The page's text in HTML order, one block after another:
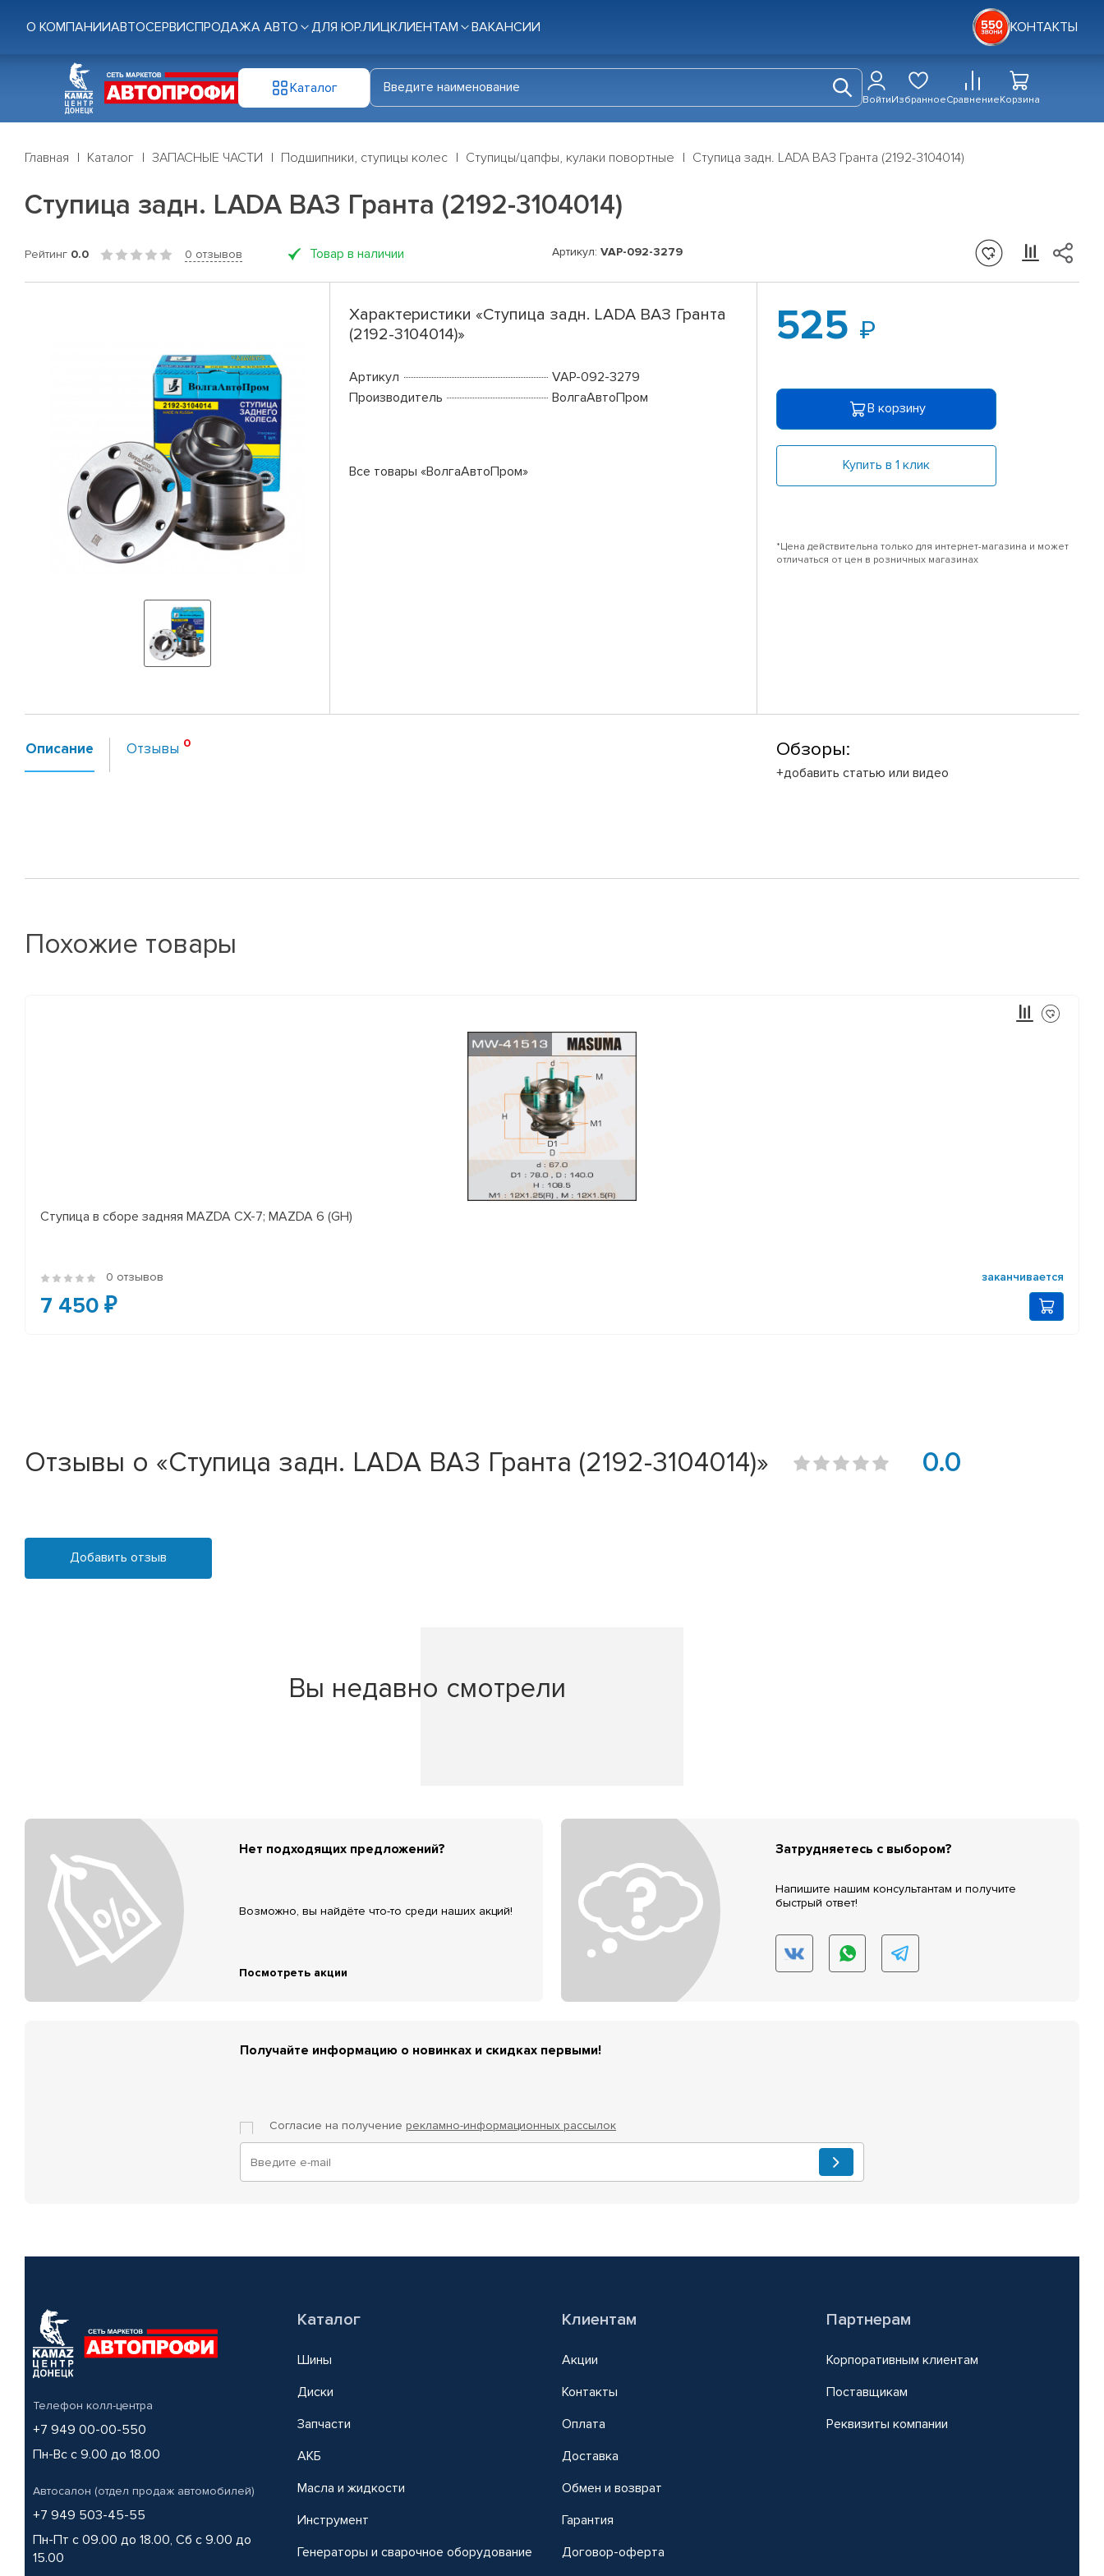
О КОМПАНИИАВТОСЕРВИСПРОДАЖА АВТО ДЛЯ ЮР.ЛИЦКЛИЕНТАМ ВАКАНСИИ КОНТАКТЫ
Каталог
ВойтиИзбранноеСравнениеКорзина
Главная Каталог ЗАПАСНЫЕ ЧАСТИ Подшипники, ступицы колес Ступицы/цапфы, кулаки повортные Ступица задн. LADA ВАЗ Гранта (2192-3104014)
Ступица задн. LADA ВАЗ Гранта (2192-3104014)
Рейтинг 0.0 0 отзывов Товар в наличии Артикул: VAP-092-3279
Характеристики «Ступица задн. LADA ВАЗ Гранта
(2192-3104014)»
Артикул
VAP-092-3279
Производитель
ВолгаАвтоПром
Все товары «ВолгаАвтоПром»
525
В корзину
Купить в 1 клик
*Цена действительна только для интернет-магазина и может
отличаться от цен в розничных магазинах
Описание Отзывы Обзоры:
+добавить статью или видео
Похожие товары
Ступица в сборе задняя MAZDA CX-7; MAZDA 6 (GH)
0 отзывов заканчивается
7 450 ₽
Отзывы о «Ступица задн. LADA ВАЗ Гранта (2192-3104014)» 0.0
Добавить отзыв
Вы недавно смотрели
Нет подходящих предложений?
Возможно, вы найдёте что-то среди наших акций!
Посмотреть акции
Затрудняетесь с выбором?
Напишите нашим консультантам и получите
быстрый ответ!
Получайте информацию о новинках и скидках первыми!
Согласие на получение рекламно-информационных рассылок
Телефон колл-центра
+7 949 00-00-550
Пн-Вс с 9.00 до 18.00
Автосалон (отдел продаж автомобилей)
+7 949 503-45-55
Пн-Пт с 09.00 до 18.00, Сб с 9.00 до
15.00
Каталог
Шины
Диски
Запчасти
АКБ
Масла и жидкости
Инструмент
Генераторы и сварочное оборудование
Клиентам
Акции
Контакты
Оплата
Доставка
Обмен и возврат
Гарантия
Договор-оферта
Партнерам
Корпоративным клиентам
Поставщикам
Реквизиты компании